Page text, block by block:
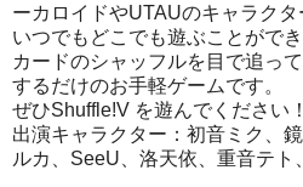
ーカロイドやUTAUのキャラク
いつでもどこでも遊ぶことができ
カードのシャッフルを目で追っ
するだけのお手軽ゲームです。
ぜひShuffle!V を遊んでください！
出演キャラクター：初音ミク、
ルカ、SeeU、洛天依、重音テト